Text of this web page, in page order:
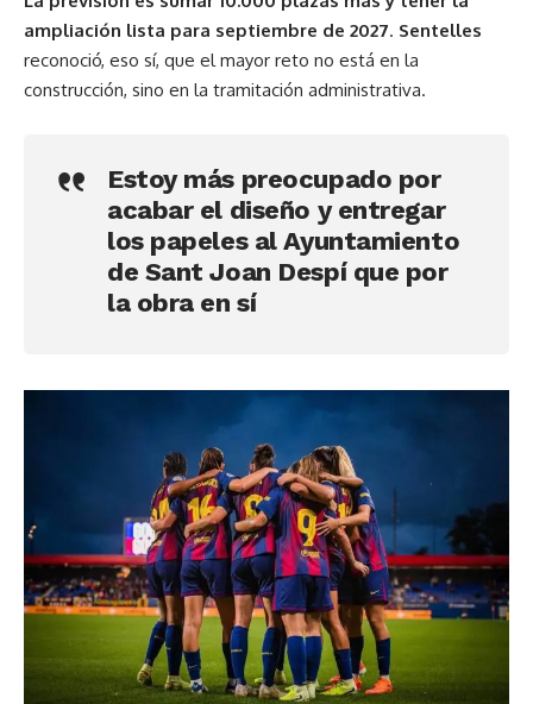
ampliación lista para septiembre de 2027. Sentelles
reconoció, eso sí, que el mayor reto no está en la
construcción, sino en la tramitación administrativa.
Estoy más preocupado por
acabar el diseño y entregar
los papeles al Ayuntamiento
de Sant Joan Despí que por
la obra en sí